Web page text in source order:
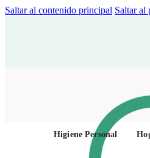
Saltar al contenido principal Saltar al
Higiene Personal